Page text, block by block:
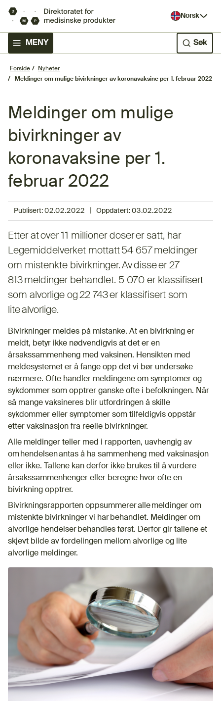
Norsk
MENY Søk
Forside
Nyheter
Meldinger om mulige bivirkninger av koronavaksine per 1. februar 2022
Meldinger om mulige
bivirkninger av
koronavaksine per 1.
februar 2022
Publisert: 02.02.2022 Oppdatert:03.02.2022
Etter at over 11 millioner doser er satt, har
Legemiddelverket mottatt 54 657 meldinger
om mistenkte bivirkninger. Av disse er 27
813 meldinger behandlet. 5 070 er klassifisert
som alvorlige og 22 743 er klassifisert som
lite alvorlige.
Bivirkninger meldes på mistanke. At en bivirkning er
meldt, betyr ikke nødvendigvis at det er en
årsakssammenheng med vaksinen. Hensikten med
meldesystemet er å fange opp det vi bør undersøke
nærmere. Ofte handler meldingene om symptomer og
sykdommer som opptrer ganske ofte i befolkningen. Når
så mange vaksineres blir utfordringen å skille
sykdommer eller symptomer som tilfeldigvis oppstår
etter vaksinasjon fra reelle bivirkninger.
Alle meldinger teller med i rapporten, uavhengig av
om hendelsen antas å ha sammenheng med vaksinasjon
eller ikke. Tallene kan derfor ikke brukes til å vurdere
årsakssammenhenger eller beregne hvor ofte en
bivirkning opptrer.
Bivirkningsrapporten oppsummerer alle meldinger om
mistenkte bivirkninger vi har behandlet. Meldinger om
alvorlige hendelser behandles først. Derfor gir tallene et
skjevt bilde av fordelingen mellom alvorlige og lite
alvorlige meldinger.